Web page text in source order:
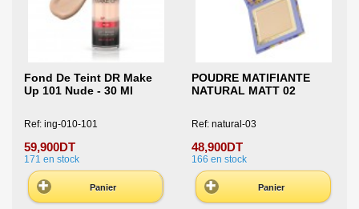
Fond De Teint DR Make
Up 101 Nude - 30 Ml
Ref: ing-010-101
59,900DT
171 en stock
Panier
POUDRE MATIFIANTE
NATURAL MATT 02
Ref: natural-03
48,900DT
166 en stock
Panier